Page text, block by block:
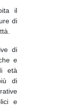
il
di
di
e
età
di
e